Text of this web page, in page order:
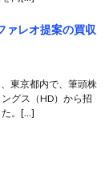
ァレオ提案の買収
東京都内で、筆頭株
グス（HD）から招
た。[…]